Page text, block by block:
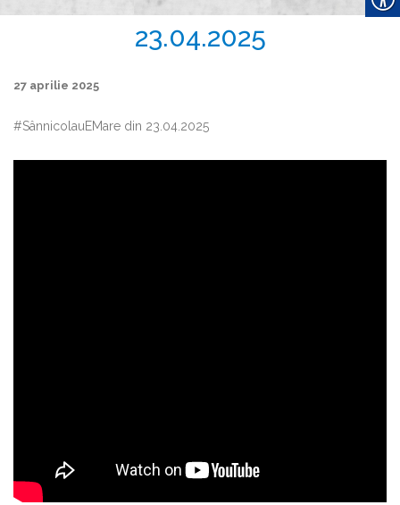
:
23.04.2025
27 aprilie 2025
#SânnicolauEMare din 23.04.2025